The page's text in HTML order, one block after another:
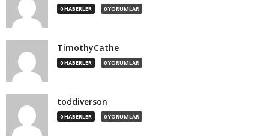
0 HABERLER 0 YORUMLAR
TimothyCathe
0 HABERLER 0 YORUMLAR
toddiverson
0 HABERLER 0 YORUMLAR